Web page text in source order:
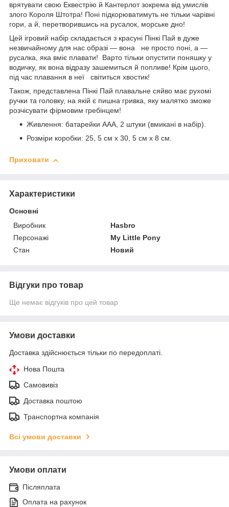
врятувати свою Еквестрію й Кантерлот зокрема від умислів
злого Короля Штотра! Поні підкорюватимуть не тільки чарівні
гори, а й, перетворившись на русалок, морське дно!
Цей ігровий набір складається з красуні Пінкі Пай в дуже
незвичайному для нас образі — вона не просто поні, а —
русалка, яка вміє плавати! Варто тільки опустити поняшку у
водичку, як вона відразу зашемиться й попливе! Крім цього,
під час плавання в неї світиться хвостик!
Також, представлена Пінкі Пай плавальне сяйво має рухомі
ручки та головку, на якій є пишна гривка, яку малятко зможе
розчісувати фірмовим гребінцем!
Живлення: батарейки ААА, 2 штуки (вмикані в набір).
Розміри коробки: 25, 5 см х 30, 5 см х 8 см.
Приховати
Характеристики
Основні
Виробник
Hasbro
Персонажі
My Little Pony
Стан
Новий
Відгуки про товар
Ще немає відгуків про цей товар
Умови доставки
Доставка здійснюється тільки по передоплаті.
Нова Пошта
Самовивіз
Доставка поштою
Транспортна компанія
Всі умови доставки
Умови оплати
Післяплата
Оплата на рахунок